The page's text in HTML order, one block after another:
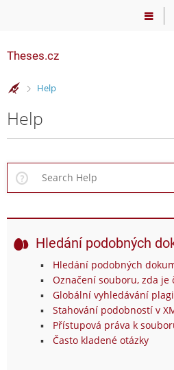
Theses.cz
>Help
Help
Hledání podobných
Hledání podobných
Označení souboru, zda je
Globální vyhledávání
Stahování podobností v
Přístupová práva k
Často kladené otázky